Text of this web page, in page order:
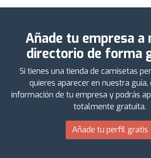
Añade tu empresa a
directorio de forma
Si tienes una tienda de camisetas
quieres aparecer en nuestra guía,
información de tu empresa y podrás
totalmente gratuita.
Añade tu perfil gratis